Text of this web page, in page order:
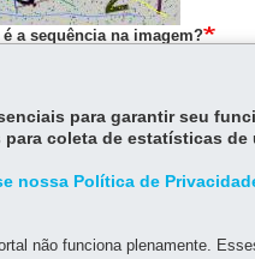
é a sequência na imagem?
o texto exibido na imagem.
para garantir seu
coleta de estatísticas
nossa Política de
não funciona plenamente.